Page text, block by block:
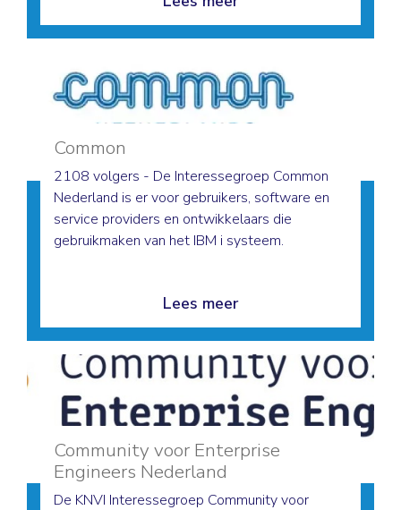
Common
2108 volgers - De Interessegroep Common
Nederland is er voor gebruikers, software en
service providers en ontwikkelaars die
gebruikmaken van het IBM i systeem.
Lees meer
Community voor Enterprise
Engineers Nederland
De KNVI Interessegroep Community voor